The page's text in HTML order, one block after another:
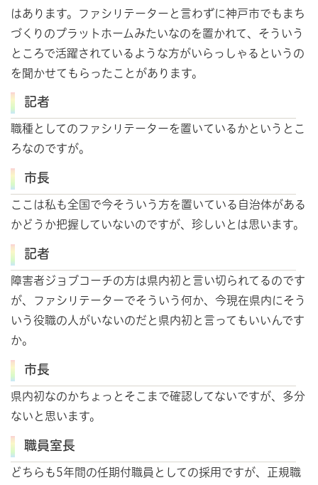
はあります。ファシリテーターと言わずに神戸市でもまち
づくりのプラットホームみたいなのを置かれて、そういう
ところで活躍されているような方がいらっしゃるというの
を聞かせてもらったことがあります。
記者
職種としてのファシリテーターを置いているかというとこ
ろなのですが。
市長
ここは私も全国で今そういう方を置いている自治体がある
かどうか把握していないのですが、珍しいとは思います。
記者
障害者ジョブコーチの方は県内初と言い切られてるのです
が、ファシリテーターでそういう何か、今現在県内にそう
いう役職の人がいないのだと県内初と言ってもいいんです
か。
市長
県内初なのかちょっとそこまで確認してないですが、多分
ないと思います。
職員室長
どちらも5年間の任期付職員としての採用ですが、正規職